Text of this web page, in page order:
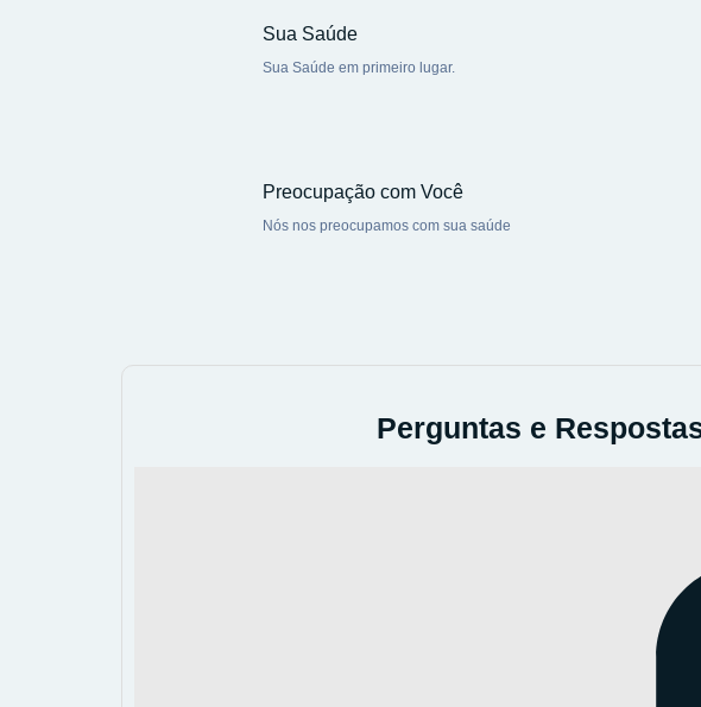
Sua Saúde
Sua Saúde em primeiro lugar.
Preocupação com Você
Nós nos preocupamos com sua saúde
Perguntas e